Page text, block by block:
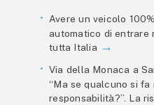
Avere un veicolo
automatico di entrare
tutta Italia
Via della Monaca a
“Ma se qualcuno si fa
responsabilità?”. La